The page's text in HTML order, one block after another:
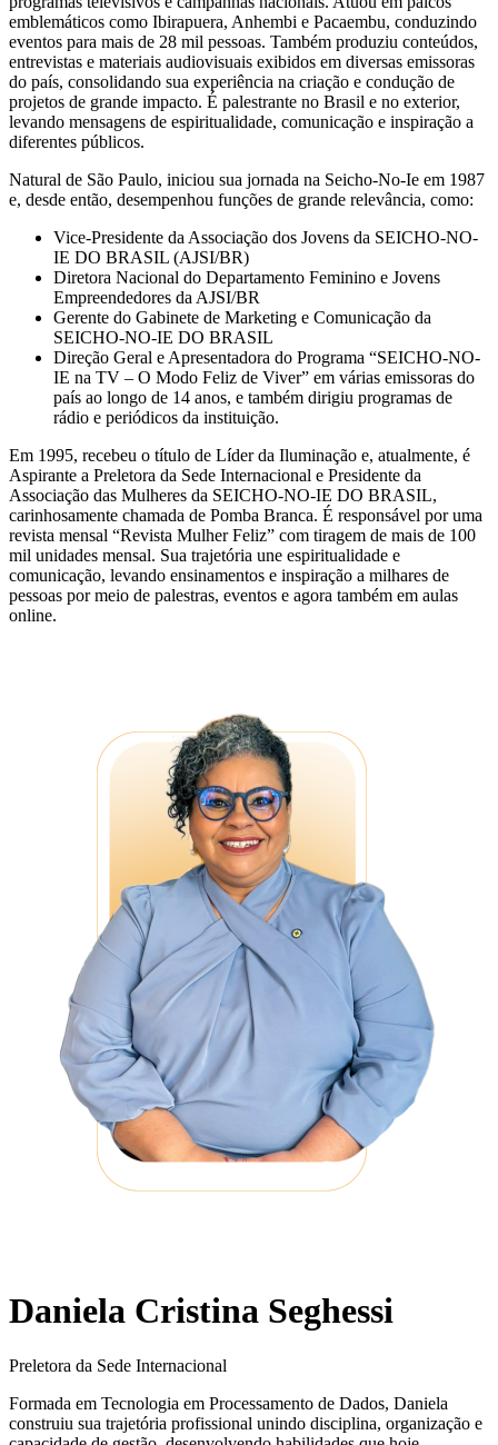
emblemáticos como Ibirapuera, Anhembi e Pacaembu, conduzindo
eventos para mais de 28 mil pessoas. Também produziu conteúdos,
entrevistas e materiais audiovisuais exibidos em diversas emissoras
do país, consolidando sua experiência na criação e condução de
projetos de grande impacto. É palestrante no Brasil e no exterior,
levando mensagens de espiritualidade, comunicação e inspiração a
diferentes públicos.
Natural de São Paulo, iniciou sua jornada na Seicho-No-Ie em 1987
e, desde então, desempenhou funções de grande relevância, como:
Vice-Presidente da Associação dos Jovens da SEICHO-NO-
IE DO BRASIL (AJSI/BR)
Diretora Nacional do Departamento Feminino e Jovens
Empreendedores da AJSI/BR
Gerente do Gabinete de Marketing e Comunicação da
SEICHO-NO-IE DO BRASIL
Direção Geral e Apresentadora do Programa “SEICHO-NO-
IE na TV – O Modo Feliz de Viver” em várias emissoras do
país ao longo de 14 anos, e também dirigiu programas de
rádio e periódicos da instituição.
Em 1995, recebeu o título de Líder da Iluminação e, atualmente, é
Aspirante a Preletora da Sede Internacional e Presidente da
Associação das Mulheres da SEICHO-NO-IE DO BRASIL,
carinhosamente chamada de Pomba Branca. É responsável por uma
revista mensal “Revista Mulher Feliz” com tiragem de mais de 100
mil unidades mensal. Sua trajetória une espiritualidade e
comunicação, levando ensinamentos e inspiração a milhares de
pessoas por meio de palestras, eventos e agora também em aulas
online.
Daniela Cristina Seghessi
Preletora da Sede Internacional
Formada em Tecnologia em Processamento de Dados, Daniela
construiu sua trajetória profissional unindo disciplina, organização e